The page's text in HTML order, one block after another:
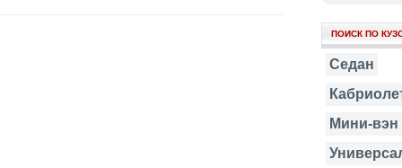
ПОИСК ПО
Седан
Мини-вэн